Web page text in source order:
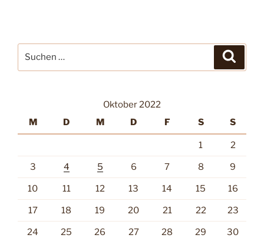
nach:
Oktober 2022
M
D M D F S S
1 2
3 4 5 6 7 8 9
10 11 12 13 14 15 16
17 18 19 20 21 22 23
24 25 26 27 28 29 30